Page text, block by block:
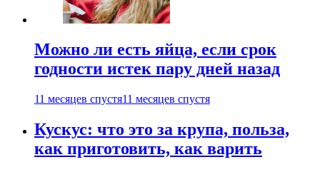
Можно ли есть яйца, если срок
годности истек пару дней назад
11 месяцев спустя11 месяцев спустя
Кускус: что это за крупа, польза,
как приготовить, как варить